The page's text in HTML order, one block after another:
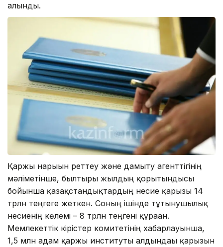
алынды.
Қаржы нарығын реттеу және дамыту агенттігінің
мәліметінше, былтырғы жылдың қорытындысы
бойынша қазақстандықтардың несие қарызы 14
трлн теңгеге жеткен. Соның ішінде тұтынушылық
несиенің көлемі – 8 трлн теңгені құраған.
Мемлекеттік кірістер комитетінің хабарлауынша,
1,5 млн адам қаржы институты алдындағы қарызын